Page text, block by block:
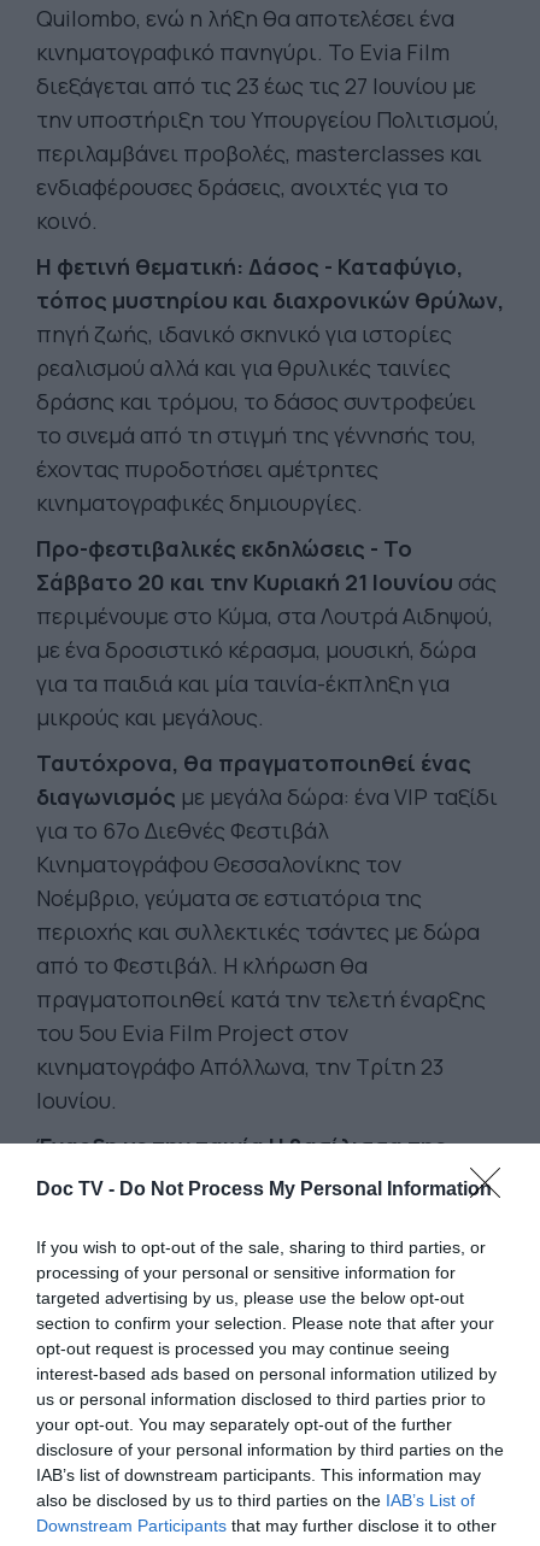
Doc TV - Do Not Process My Personal Information
If you wish to opt-out of the sale, sharing to third parties, or
processing of your personal or sensitive information for
targeted advertising by us, please use the below opt-out
section to confirm your selection. Please note that after your
opt-out request is processed you may continue seeing
interest-based ads based on personal information utilized by
us or personal information disclosed to third parties prior to
your opt-out. You may separately opt-out of the further
disclosure of your personal information by third parties on the
IAB’s list of downstream participants. This information may
also be disclosed by us to third parties on the IAB’s List of
Downstream Participants that may further disclose it to other
Quilombo, ενώ η λήξη θα αποτελέσει ένα
κινηματογραφικό πανηγύρι. Το Evia Film
διεξάγεται από τις 23 έως τις 27 Ιουνίου με
την υποστήριξη του Υπουργείου Πολιτισμού,
περιλαμβάνει προβολές, masterclasses και
ενδιαφέρουσες δράσεις, ανοιχτές για το
κοινό.
Η φετινή θεματική: Δάσος - Καταφύγιο,
τόπος μυστηρίου και διαχρονικών θρύλων,
πηγή ζωής, ιδανικό σκηνικό για ιστορίες
ρεαλισμού αλλά και για θρυλικές ταινίες
δράσης και τρόμου, το δάσος συντροφεύει
το σινεμά από τη στιγμή της γέννησής του,
έχοντας πυροδοτήσει αμέτρητες
κινηματογραφικές δημιουργίες.
Προ-φεστιβαλικές εκδηλώσεις - Το
Σάββατο 20 και την Κυριακή 21 Ιουνίου σάς
περιμένουμε στο Κύμα, στα Λουτρά Αιδηψού,
με ένα δροσιστικό κέρασμα, μουσική, δώρα
για τα παιδιά και μία ταινία-έκπληξη για
μικρούς και μεγάλους.
Ταυτόχρονα, θα πραγματοποιηθεί ένας
διαγωνισμός με μεγάλα δώρα: ένα VIP ταξίδι
για το 67ο Διεθνές Φεστιβάλ
Κινηματογράφου Θεσσαλονίκης τον
Νοέμβριο, γεύματα σε εστιατόρια της
περιοχής και συλλεκτικές τσάντες με δώρα
από το Φεστιβάλ. Η κλήρωση θα
πραγματοποιηθεί κατά την τελετή έναρξης
του 5ου Evia Film Project στον
κινηματογράφο Απόλλωνα, την Τρίτη 23
Ιουνίου.
Έναρξη με την ταινία Η βασίλισσα της
Αφρικής και μουσική από τους Quilombo:
Τρίτη 23 Ιουνίου. Τον ρυθμό της γιορτής θα
δώσει με τον καλύτερο δυνατό τρόπο η
μπάντα Quilombo: ένα μουσικό σύνολο
κρουστών με επιρροές από παραδοσιακή
βραζιλιάνικη μουσική και ρυθμούς της
samba batucada και της samba reggae. Ένα
εντυπωσιακό θέαμα θα μεταμορφώσει το
απόγευμα της Τρίτης τους δρόμους των
Λουτρών Αιδηψού, προσκαλώντας κάθε